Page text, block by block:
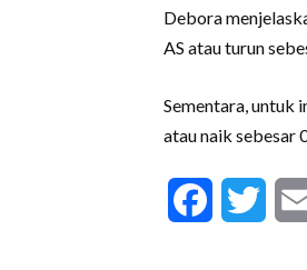
Debora
AS atau turun
Sementara, untuk
atau naik sebesar
Facebook